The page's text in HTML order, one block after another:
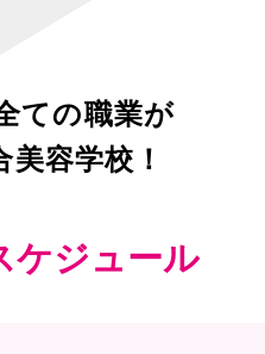
ての職業が
美容学校！
ケジュール